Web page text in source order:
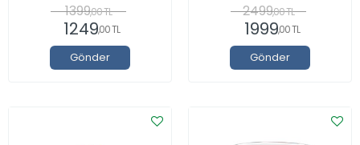
1399,00 TL
1249,00 TL
Gönder
2499,00 TL
1999,00 TL
Gönder